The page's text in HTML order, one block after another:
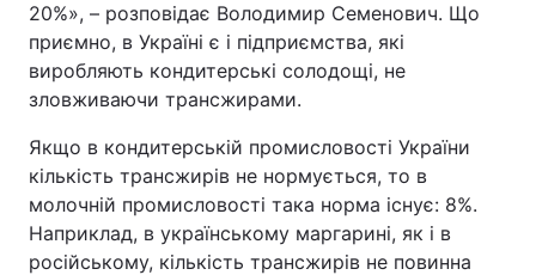
20%», – розповідає Володимир Семенович. Що
приємно, в Україні є і підприємства, які
виробляють кондитерські солодощі, не
зловживаючи трансжирами.
Якщо в кондитерській промисловості України
кількість трансжирів не нормується, то в
молочній промисловості така норма існує: 8%.
Наприклад, в українському маргарині, як і в
російському, кількість трансжирів не повинна